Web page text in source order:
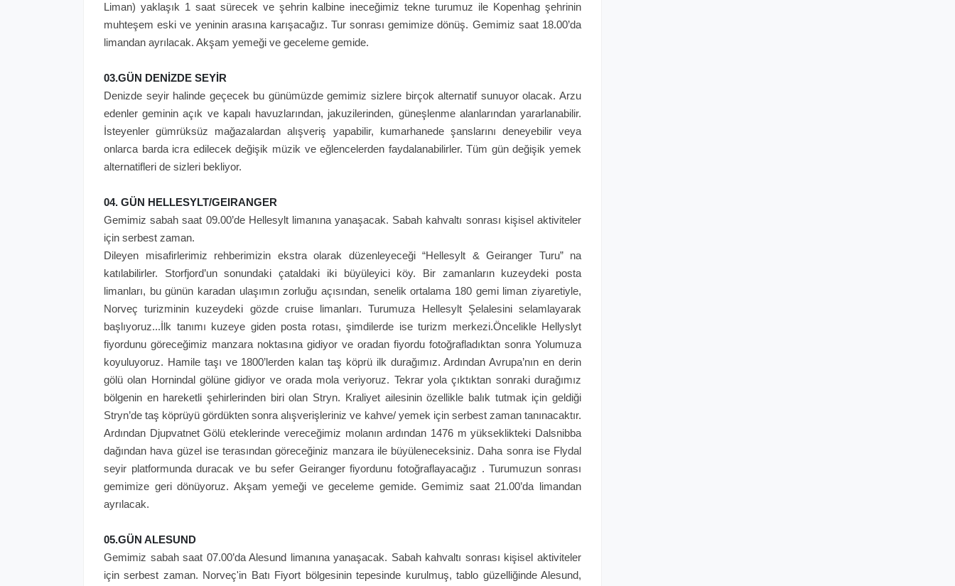
Liman) yaklaşık 1 saat sürecek ve şehrin kalbine ineceğimiz tekne turumuz ile Kopenhag şehrinin
muhteşem eski ve yeninin arasına karışacağız. Tur sonrası gemimize dönüş. Gemimiz saat 18.00’da
limandan ayrılacak. Akşam yemeği ve geceleme gemide.
03.GÜN DENİZDE SEYİR
Denizde seyir halinde geçecek bu günümüzde gemimiz sizlere birçok alternatif sunuyor olacak. Arzu
edenler geminin açık ve kapalı havuzlarından, jakuzilerinden, güneşlenme alanlarından yararlanabilir.
İsteyenler gümrüksüz mağazalardan alışveriş yapabilir, kumarhanede şanslarını deneyebilir veya
onlarca barda icra edilecek değişik müzik ve eğlencelerden faydalanabilirler. Tüm gün değişik yemek
alternatifleri de sizleri bekliyor.
04. GÜN HELLESYLT/GEIRANGER
Gemimiz sabah saat 09.00’de Hellesylt limanına yanaşacak. Sabah kahvaltı sonrası kişisel aktiviteler
için serbest zaman.
Dileyen misafirlerimiz rehberimizin ekstra olarak düzenleyeceği “Hellesylt & Geiranger Turu” na
katılabilirler. Storfjord’un sonundaki çataldaki iki büyüleyici köy. Bir zamanların kuzeydeki posta
limanları, bu günün karadan ulaşımın zorluğu açısından, senelik ortalama 180 gemi liman ziyaretiyle,
Norveç turizminin kuzeydeki gözde cruise limanları. Turumuza Hellesylt Şelalesini selamlayarak
başlıyoruz...İlk tanımı kuzeye giden posta rotası, şimdilerde ise turizm merkezi.Öncelikle Hellyslyt
fiyordunu göreceğimiz manzara noktasına gidiyor ve oradan fiyordu fotoğrafladıktan sonra Yolumuza
koyuluyoruz. Hamile taşı ve 1800’lerden kalan taş köprü ilk durağımız. Ardından Avrupa’nın en derin
gölü olan Hornindal gölüne gidiyor ve orada mola veriyoruz. Tekrar yola çıktıktan sonraki durağımız
bölgenin en hareketli şehirlerinden biri olan Stryn. Kraliyet ailesinin özellikle balık tutmak için geldiği
Stryn’de taş köprüyü gördükten sonra alışverişleriniz ve kahve/ yemek için serbest zaman tanınacaktır.
Ardından Djupvatnet Gölü eteklerinde vereceğimiz molanın ardından 1476 m yükseklikteki Dalsnibba
dağından hava güzel ise terasından göreceğiniz manzara ile büyüleneceksiniz. Daha sonra ise Flydal
seyir platformunda duracak ve bu sefer Geiranger fiyordunu fotoğraflayacağız . Turumuzun sonrası
gemimize geri dönüyoruz. Akşam yemeği ve geceleme gemide. Gemimiz saat 21.00’da limandan
ayrılacak.
05.GÜN ALESUND
Gemimiz sabah saat 07.00’da Alesund limanına yanaşacak. Sabah kahvaltı sonrası kişisel aktiviteler
için serbest zaman. Norveç'in Batı Fiyort bölgesinin tepesinde kurulmuş, tablo güzelliğinde Alesund,